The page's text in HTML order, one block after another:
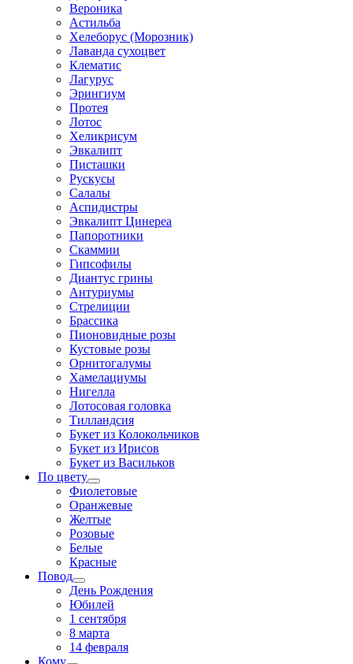
Вероника
Астильба
Хелеборус (Морозник)
Лаванда сухоцвет
Клематис
Лагурус
Эрингиум
Протея
Лотос
Хеликрисум
Эвкалипт
Писташки
Рускусы
Салалы
Аспидистры
Эвкалипт Цинереа
Папоротники
Скаммии
Гипсофилы
Диантус грины
Антуриумы
Стрелиции
Брассика
Пионовидные розы
Кустовые розы
Орнитогалумы
Хамелациумы
Нигелла
Лотосовая головка
Тилландсия
Букет из Колокольчиков
Букет из Ирисов
Букет из Васильков
По цвету
Фиолетовые
Оранжевые
Желтые
Розовые
Белые
Красные
Повод
День Рождения
Юбилей
1 сентября
8 марта
14 февраля
Кому